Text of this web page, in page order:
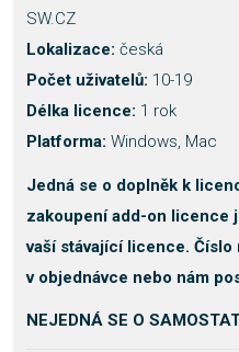
SW.CZ
Lokalizace: česká
Počet uživatelů: 10-19
Délka licence: 1 rok
Platforma: Windows, Mac
Jedná se o doplněk k
zakoupení add-on licence
vaší stávající licence.
v objednávce nebo nám
NEJEDNÁ SE O